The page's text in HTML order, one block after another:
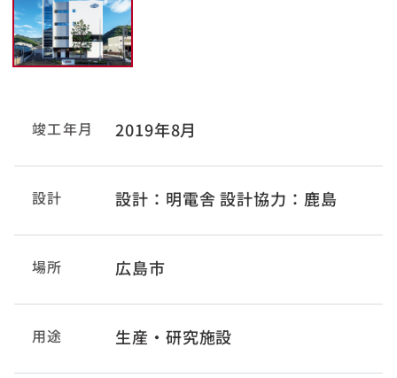
竣工年月 2019年8月
設計 設計：明電舎 設計協力：鹿島
場所 広島市
用途 生産・研究施設